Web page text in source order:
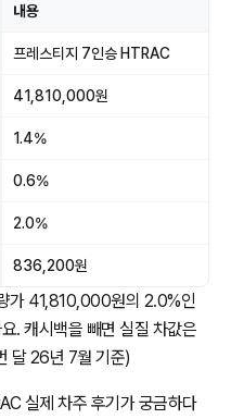
내용
프레스티지 7인승 HTRAC
41,810,000원
1.4%
0.6%
2.0%
836,200원
가 41,810,000원의 2.0%인
. 캐시백을 빼면 실질 차값은
달 26년 7월 기준)
실제 차주 후기가 궁금하다